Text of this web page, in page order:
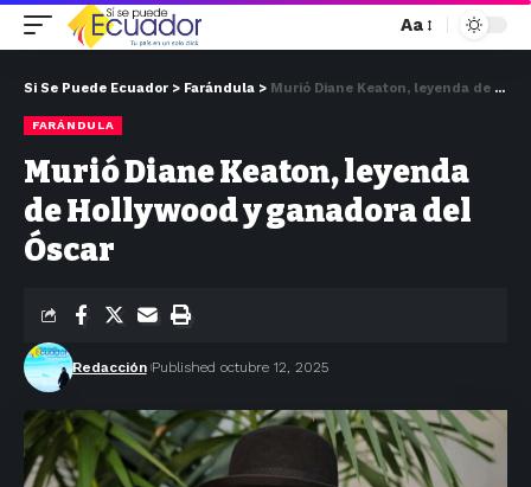
Aa
Si Se Puede Ecuador > Farándula > Murió Diane Keaton, leyenda de Hollywood y ganadora del Óscar
FARÁNDULA
Murió Diane Keaton, leyenda
de Hollywood y ganadora del
Óscar
Redacción Published octubre 12, 2025